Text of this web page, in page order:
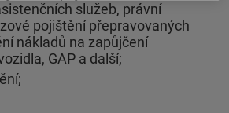
služeb, právní
pojištění přepravovaných
nákladů na zapůjčení
GAP a další;